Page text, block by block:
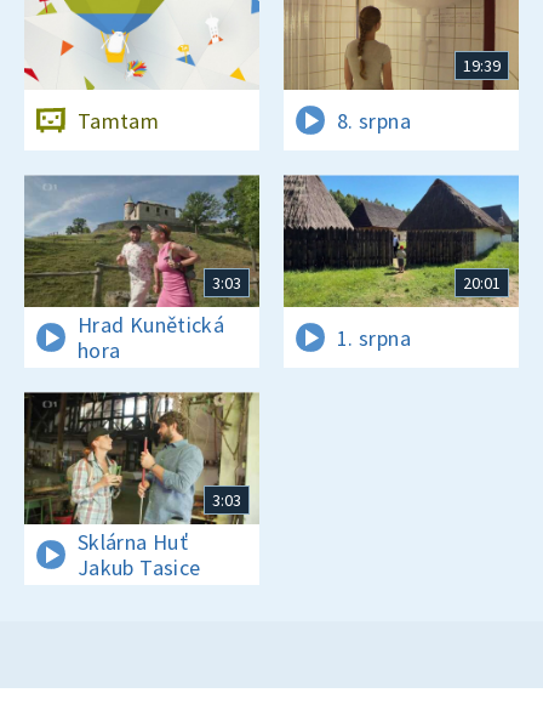
Tamtam
19:39
8. srpna
3:03
Hrad Kunětická
hora
20:01
1. srpna
3:03
Sklárna Huť
Jakub Tasice